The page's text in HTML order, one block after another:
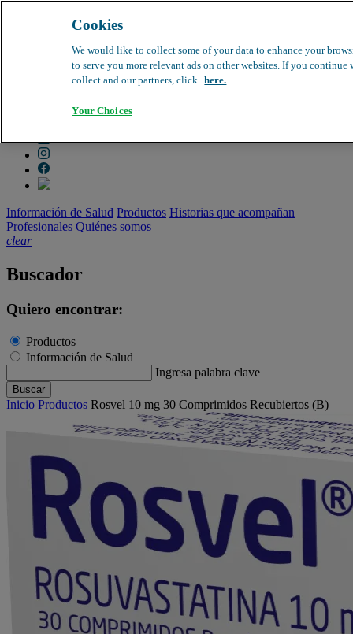
Dirección médica
Farmacovigilancia
Buscador de productos
Información de Salud Productos Historias que acompañan
Profesionales Quiénes somos
clear
Buscador
Quiero encontrar:
Productos
Información de Salud
Ingresa palabra clave
Buscar
Inicio Productos Rosvel 10 mg 30 Comprimidos Recubiertos (B)
Cookies
We would like to collect some of your data to enhance your
to serve you more relevant ads on other websites. If you
collect and our partners, click here.
Your Choices